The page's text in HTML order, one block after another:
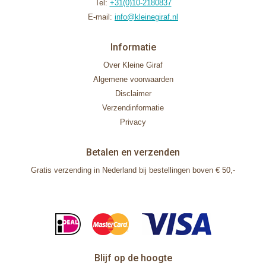
Tel: +31(0)10-2180837
E-mail: info@kleinegiraf.nl
Informatie
Over Kleine Giraf
Algemene voorwaarden
Disclaimer
Verzendinformatie
Privacy
Betalen en verzenden
Gratis verzending in Nederland bij bestellingen boven € 50,-
Blijf op de hoogte